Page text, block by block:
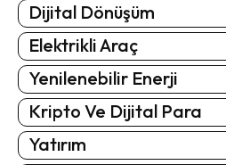
Dijital Dönüşüm
Elektrikli Araç
Yenilenebilir Enerji
Kripto Ve Dijital Para
Yatırım